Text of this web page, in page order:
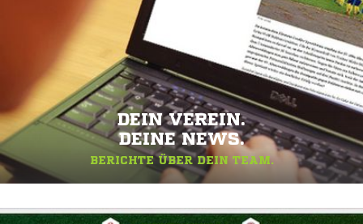
DEIN VEREIN.
DEINE NEWS.
BERICHTE ÜBER DEIN TEAM.